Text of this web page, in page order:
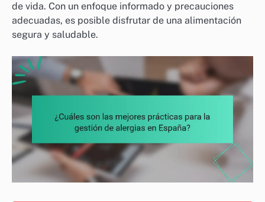
de vida. Con un enfoque informado y precauciones
adecuadas, es posible disfrutar de una alimentación
segura y saludable.